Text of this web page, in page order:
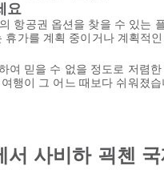
요
항공권 옵션을 찾을 수 있는
가를 계획 중이거나 계획적
여 믿을 수 없을 정도로 저렴
행이 그 어느 때보다 쉬워졌
서 사비하 괵첸